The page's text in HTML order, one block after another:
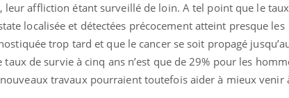
leur affliction étant surveillé de loin. A tel point que le
localisée et détectées précocement atteint presque les
trop tard et que le cancer se soit propagé
de survie à cinq ans n’est que de 29% pour les
travaux pourraient toutefois aider à mieux venir
Comment oublier les
Toujours connectés :
comment le travail
empiète de plus en plus
Chikungunya,
West Nile : que
t-il dans le sud de
France ?
Les médicaments
protègent-ils